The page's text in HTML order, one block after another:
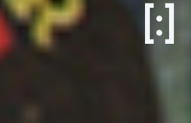
[:]